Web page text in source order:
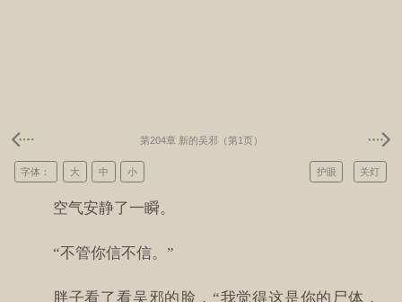
第204章 新的吴邪（第1页）
关灯
护眼
字体： 大 中 小
空气安静了一瞬。
“不管你信不信。”
胖子看了看吴邪的脸，“我觉得这是你的尸体，